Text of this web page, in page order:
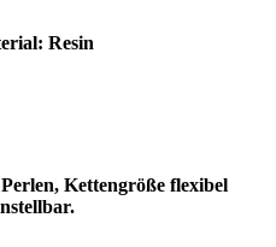
Resin
Kettengröße flexibel